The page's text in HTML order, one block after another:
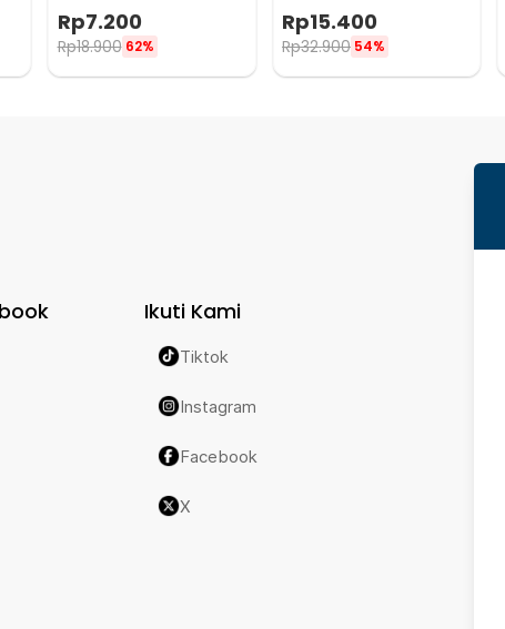
Rp7.200
Rp18.900 62%
Rp15.400
Rp32.900 54%
Ikuti Kami
Tiktok
Instagram
Facebook
X